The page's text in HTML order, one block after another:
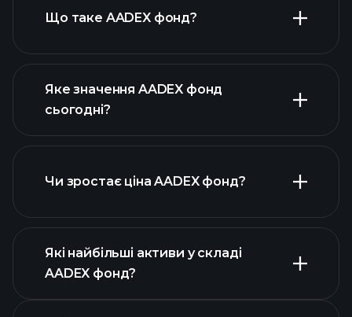
Що таке AADEX фонд?
Яке значення AADEX фонд
сьогодні?
розширеній
діаграмі
Чи зростає ціна AADEX фонд?
Які найбільші активи у складі
AADEX фонд?